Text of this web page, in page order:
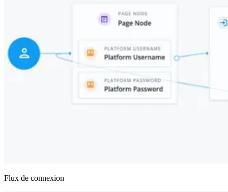
Flux de connexion